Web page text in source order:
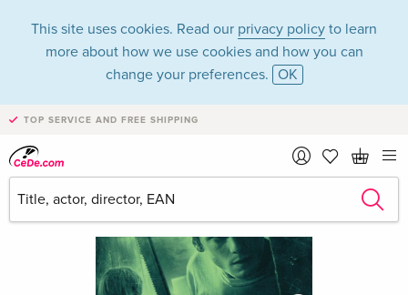
This site uses cookies. Read our privacy policy to learn
more about how we use cookies and how you can
change your preferences. OK
TOP SERVICE AND FREE SHIPPING